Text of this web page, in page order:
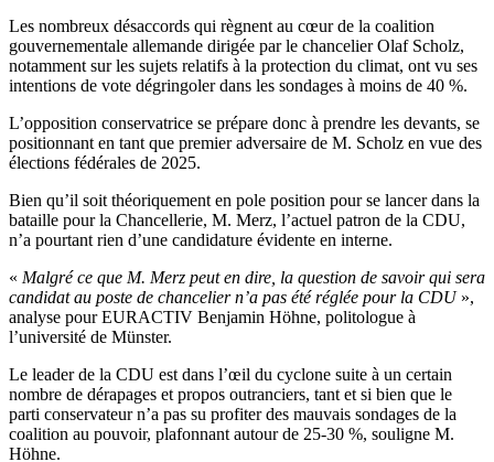
Les nombreux désaccords qui règnent au cœur de la coalition
gouvernementale allemande dirigée par le chancelier Olaf Scholz,
notamment sur les sujets relatifs à la protection du climat, ont vu ses
intentions de vote dégringoler dans les sondages à moins de 40 %.
L’opposition conservatrice se prépare donc à prendre les devants, se
positionnant en tant que premier adversaire de M. Scholz en vue des
élections fédérales de 2025.
Bien qu’il soit théoriquement en pole position pour se lancer dans la
bataille pour la Chancellerie, M. Merz, l’actuel patron de la CDU,
n’a pourtant rien d’une candidature évidente en interne.
« Malgré ce que M. Merz peut en dire, la question de savoir qui sera
candidat au poste de chancelier n’a pas été réglée pour la CDU»,
analyse pour EURACTIV Benjamin Höhne, politologue à
l’université de Münster.
Le leader de la CDU est dans l’œil du cyclone suite à un certain
nombre de dérapages et propos outranciers, tant et si bien que le
parti conservateur n’a pas su profiter des mauvais sondages de la
coalition au pouvoir, plafonnant autour de 25-30 %, souligne M.
Höhne.